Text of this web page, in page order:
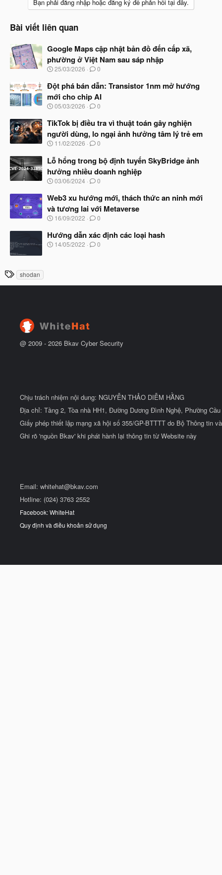
Bạn phải đăng nhập hoặc đăng ký để phản hồi tại đây.
Bài viết liên quan
Google Maps cập nhật bản đồ đến cấp xã,
phường ở Việt Nam sau sáp nhập
N
à
y
b
ắ
đ
ầ
u
25/03/2026 0
Đột phá bán dẫn: Transistor 1nm mở hướng
mới cho chip AI
N
à
b
ắ
đ
ầ
u
05/03/2026 0
TikTok bị điều tra vì thuật toán gây nghiện
người dùng, lo ngại ảnh hưởng tâm lý trẻ em
N
à
y
b
ắ
đ
ầ
u
11/02/2026 0
Lỗ hổng trong bộ định tuyến SkyBridge ảnh
hưởng nhiều doanh nghiệp
N
à
b
ắ
đ
ầ
03/06/2024 0
Web3 xu hướng mới, thách thức an ninh mới
và tương lai với Metaverse
N
à
y
b
16/09/2022 0
Hướng dẫn xác định các loại hash
N
14/05/2022 0
T
h
shodan
@ 2009 - 2026 Bkav Cyber Security
Chịu trách nhiệm nội dung: NGUYỄN THẢO DIỄM HẰNG
Địa chỉ: Tầng 2, Tòa nhà HH1, Đường Dương Đình Nghệ, Phường
Giấy phép thiết lập mạng xã hội số 355/GP-BTTTT do Bộ Thông tin
Ghi rõ 'nguồn Bkav' khi phát hành lại thông tin từ Website này
Email: whitehat@bkav.com
Hotline: (024) 3763 2552
Facebook: WhiteHat
Quy định và điều khoản sử dụng